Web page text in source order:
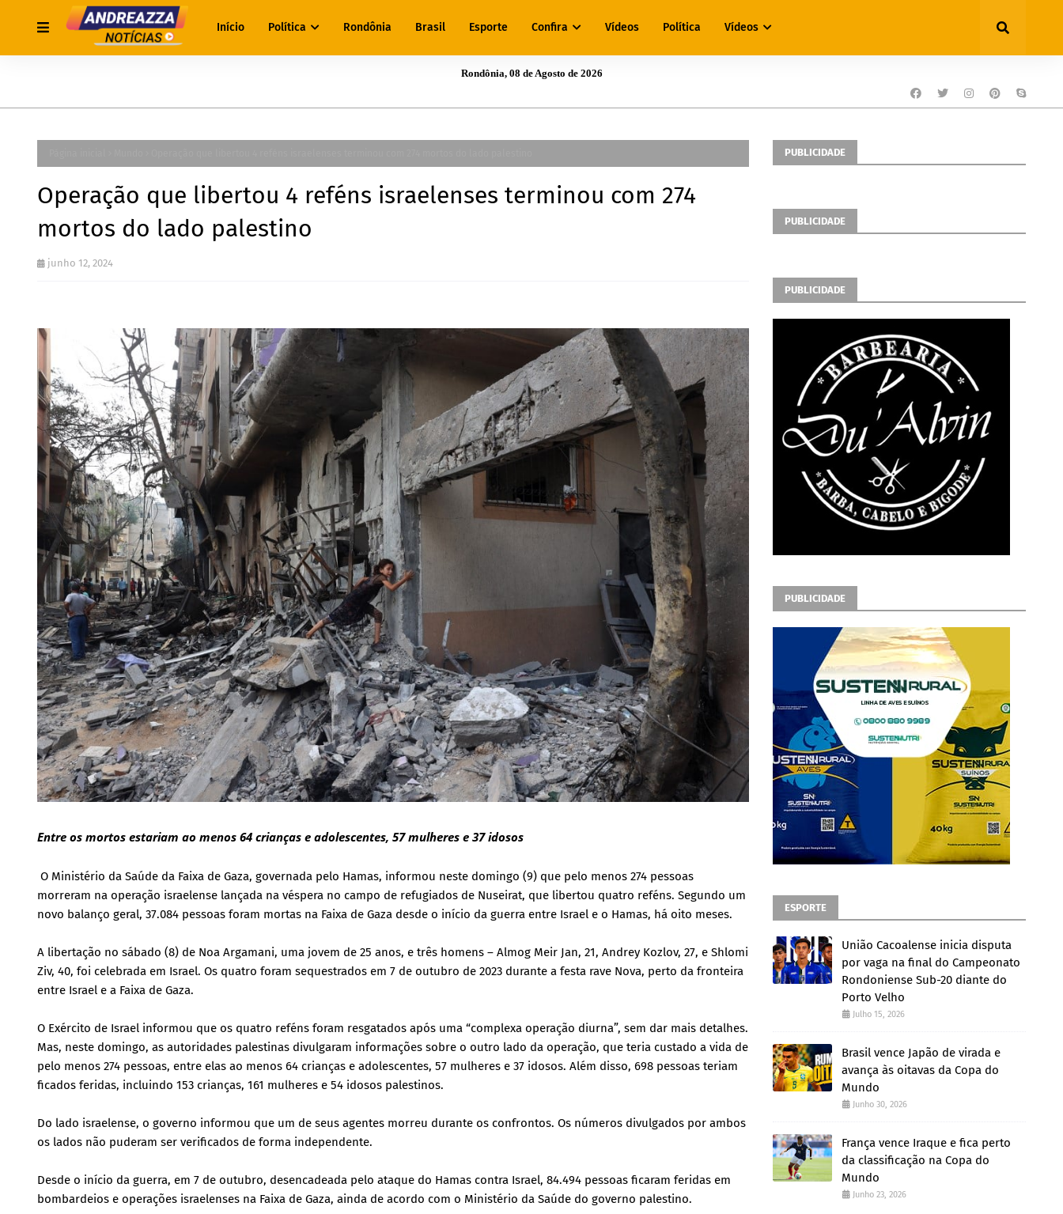
Início Política Rondônia Brasil Esporte Confira Vídeos Política Vídeos
Rondônia, 08 de Agosto de 2026
Operação que libertou 4 reféns israelenses terminou com 274
mortos do lado palestino
junho 12, 2024
Entre os mortos estariam ao menos 64 crianças e adolescentes, 57 mulheres e 37 idosos
O Ministério da Saúde da Faixa de Gaza, governada pelo Hamas, informou neste domingo (9) que pelo menos 274 pessoas
morreram na operação israelense lançada na véspera no campo de refugiados de Nuseirat, que libertou quatro reféns. Segundo um
novo balanço geral, 37.084 pessoas foram mortas na Faixa de Gaza desde o início da guerra entre Israel e o Hamas, há oito meses.
A libertação no sábado (8) de Noa Argamani, uma jovem de 25 anos, e três homens – Almog Meir Jan, 21, Andrey Kozlov, 27, e Shlomi
Ziv, 40, foi celebrada em Israel. Os quatro foram sequestrados em 7 de outubro de 2023 durante a festa rave Nova, perto da fronteira
entre Israel e a Faixa de Gaza.
O Exército de Israel informou que os quatro reféns foram resgatados após uma “complexa operação diurna”, sem dar mais detalhes.
Mas, neste domingo, as autoridades palestinas divulgaram informações sobre o outro lado da operação, que teria custado a vida de
pelo menos 274 pessoas, entre elas ao menos 64 crianças e adolescentes, 57 mulheres e 37 idosos. Além disso, 698 pessoas teriam
ficados feridas, incluindo 153 crianças, 161 mulheres e 54 idosos palestinos.
Do lado israelense, o governo informou que um de seus agentes morreu durante os confrontos. Os números divulgados por ambos
os lados não puderam ser verificados de forma independente.
Desde o início da guerra, em 7 de outubro, desencadeada pelo ataque do Hamas contra Israel, 84.494 pessoas ficaram feridas em
bombardeios e operações israelenses na Faixa de Gaza, ainda de acordo com o Ministério da Saúde do governo palestino.
PUBLICIDADE
PUBLICIDADE
PUBLICIDADE
PUBLICIDADE
ESPORTE
União Cacoalense inicia disputa
por vaga na final do Campeonato
Rondoniense Sub-20 diante do
Porto Velho
Julho 15, 2026
Brasil vence Japão de virada e
avança às oitavas da Copa do
Mundo
Junho 30, 2026
França vence Iraque e fica perto
da classificação na Copa do
Mundo
Junho 23, 2026